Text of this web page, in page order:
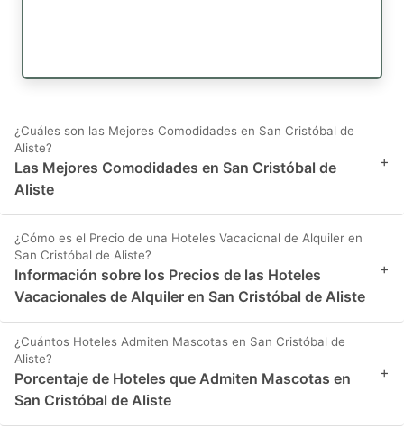
¿Cuáles son las Mejores Comodidades en San Cristóbal de
Aliste?
Las Mejores Comodidades en San Cristóbal de
Aliste
+
¿Cómo es el Precio de una Hoteles Vacacional de Alquiler en
San Cristóbal de Aliste?
Información sobre los Precios de las Hoteles
Vacacionales de Alquiler en San Cristóbal de Aliste
+
¿Cuántos Hoteles Admiten Mascotas en San Cristóbal de
Aliste?
Porcentaje de Hoteles que Admiten Mascotas en
San Cristóbal de Aliste
+